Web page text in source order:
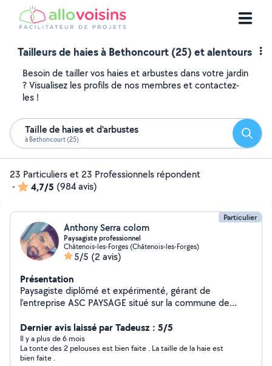
Tailleurs de haies à Bethoncourt (25) et alentours
Besoin de tailler vos haies et arbustes dans votre jardin
? Visualisez les profils de nos membres et contactez-
les !
Taille de haies et d'arbustes
à Bethoncourt (25)
23 Particuliers et 23 Professionnels répondent
-
4,7/5 (984 avis)
Particulier
Anthony Serra colom
Paysagiste professionnel
Châtenois-les-Forges (Châtenois-les-Forges)
5/5 (2 avis)
Présentation
Paysagiste diplômé et expérimenté, gérant de
l'entreprise ASC PAYSAGE situé sur la commune de
de vos espaces verts avec crédit d'impôt ou réduction
de 50%, ainsi que pour vos petites créations
paysagères.
Dernier avis laissé par Tadeusz : 5/5
Il y a plus de 6 mois
La tonte des 2 pelouses est bien faite . La taille de la haie est
bien faite .